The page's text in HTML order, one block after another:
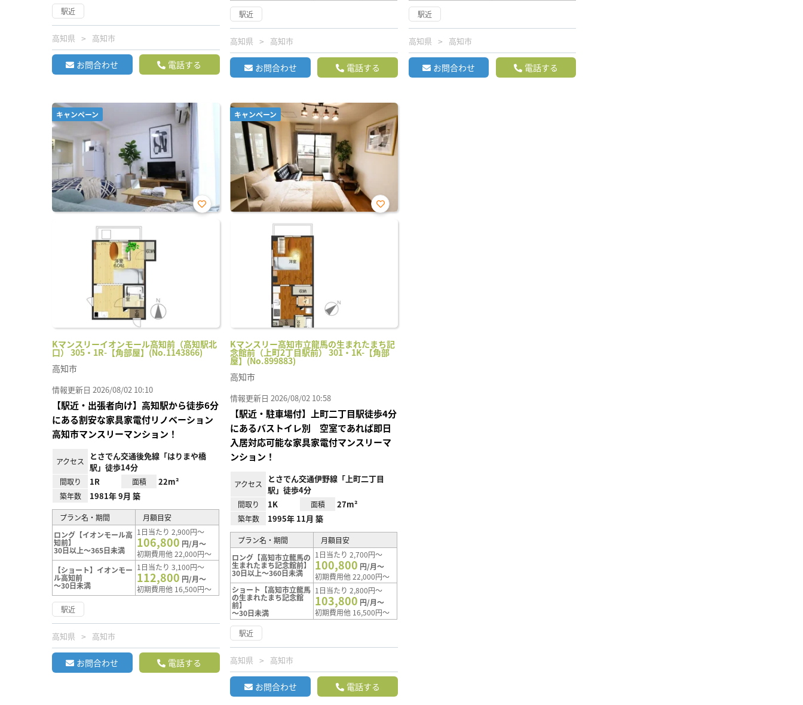
駅近
高知県 高知市
お問合わせ 電話する
駅近
高知県 高知市
お問合わせ 電話する
駅近
高知県 高知市
お問合わせ 電話する
キャンペーン
Kマンスリーイオンモール高知前（高知駅北
口） 305・1R-【角部屋】(No.1143866)
お気
高知市
情報更新日 2026/08/02 10:10
【駅近・出張者向け】高知駅から徒歩6分
にある割安な家具家電付リノベーション
高知市マンスリーマンション！
アクセス
とさでん交通後免線「はりまや橋
駅」徒歩14分
間取り 1R 面積 22m²
築年数 1981年 9月 築
プラン名・期間
月額目安
ロング【イオンモール高
知前】
30日以上～365日未満
1日当たり 2,900円～
106,800 円/月～
初期費用他 22,000円～
【ショート】イオンモー
ル高知前
～30日未満
1日当たり 3,100円～
112,800 円/月～
初期費用他 16,500円～
駅近
高知県 高知市
お問合わせ 電話する
キャンペーン
Kマンスリー高知市立龍馬の生まれたまち記
念館前（上町2丁目駅前） 301・1K-【角部
屋】(No.899883)
お気
高知市
情報更新日 2026/08/02 10:58
【駅近・駐車場付】上町二丁目駅徒歩4分
にあるバストイレ別 空室であれば即日
入居対応可能な家具家電付マンスリーマ
ンション！
アクセス
とさでん交通伊野線「上町二丁目
駅」徒歩4分
間取り 1K 面積 27m²
築年数 1995年 11月 築
プラン名・期間
月額目安
ロング【高知市立龍馬の
生まれたまち記念館前】
30日以上～360日未満
1日当たり 2,700円～
100,800 円/月～
初期費用他 22,000円～
ショート【高知市立龍馬
の生まれたまち記念館
前】
～30日未満
1日当たり 2,800円～
103,800 円/月～
初期費用他 16,500円～
駅近
高知県 高知市
お問合わせ 電話する